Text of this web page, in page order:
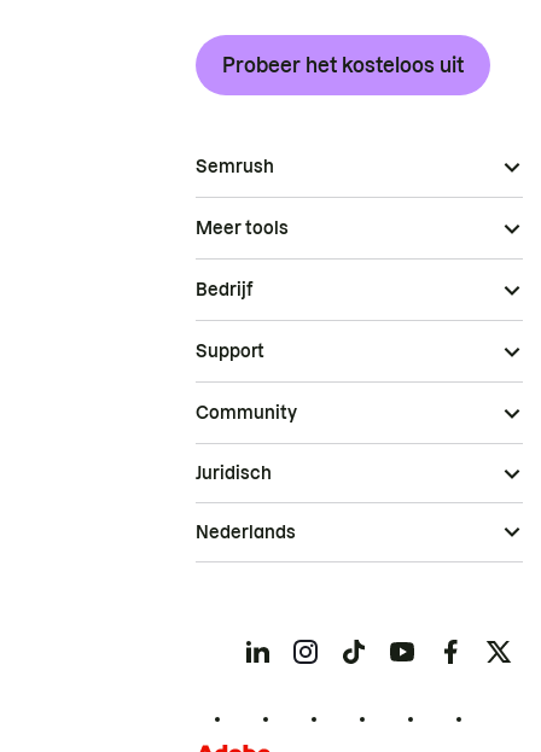
Probeer het kosteloos uit
Semrush
Meer tools
Bedrijf
Support
Community
Juridisch
Nederlands